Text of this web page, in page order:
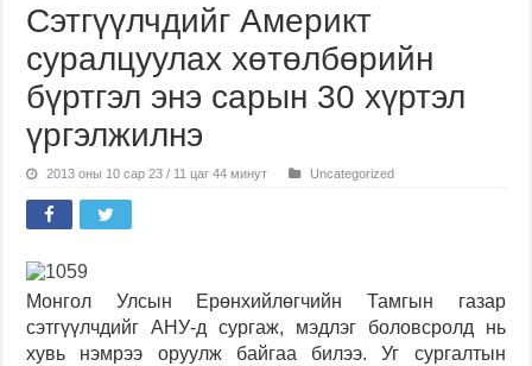
Сэтгүүлчдийг Америкт
суралцуулах хөтөлбөрийн
бүртгэл энэ сарын 30 хүртэл
үргэлжилнэ
2013 оны 10 сар 23 / 11 цаг 44 минут Uncategorized
Монгол Улсын Ерөнхийлөгчийн Тамгын газар
сэтгүүлчдийг АНУ-д сургаж, мэдлэг боловсролд нь
хувь нэмрээ оруулж байгаа билээ. Уг сургалтын